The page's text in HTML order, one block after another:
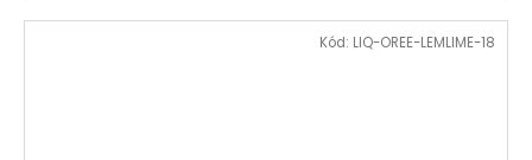
Kód: LIQ-OREE-LEMLIME-18